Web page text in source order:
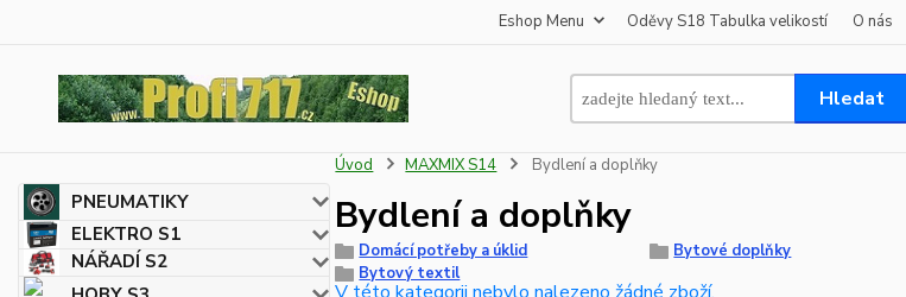
Eshop Menu Oděvy S18 Tabulka velikostí O nás
Hledat
PNEUMATIKY
ELEKTRO S1
NÁŘADÍ S2
Úvod MAXMIX S14 Bydlení a doplňky
Bydlení a doplňky
Domácí potřeby a úklid Bytové doplňky
Bytový textil